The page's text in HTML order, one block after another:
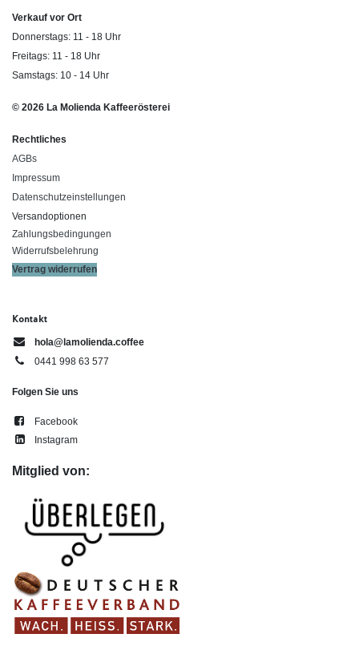
Verkauf vor Ort
Donnerstags: 11 - 18 Uhr
Freitags: 11 - 18 Uhr
Samstags: 10 - 14 Uhr
© 2026 La Molienda Kaffeerösterei
Rechtliches
AGBs
Impressum
Datenschutzeinstellungen
Versandoptionen
Zahlungsbedingungen
Widerrufsbelehrung
Vertrag widerrufen
Kontakt
hola@lamolienda.coffee
0441 998 63 577
Folgen Sie uns
Facebook
Instagram
Mitglied von: